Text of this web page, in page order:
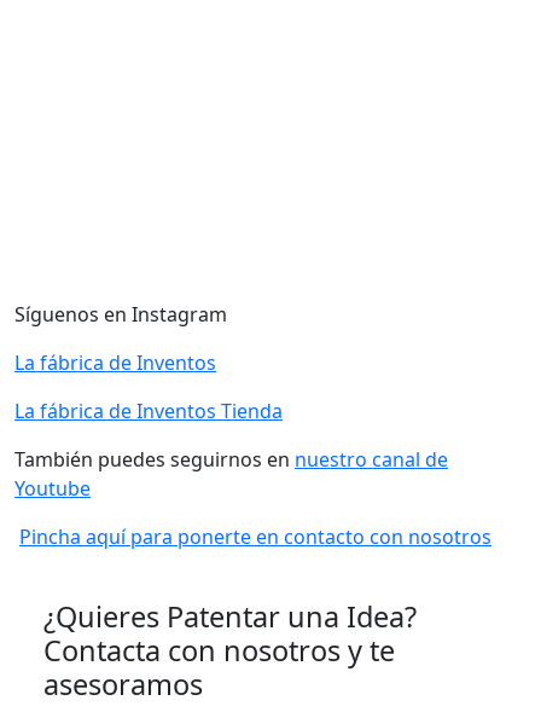
Síguenos en Instagram
La fábrica de Inventos
La fábrica de Inventos Tienda
También puedes seguirnos en nuestro canal de
Youtube
Pincha aquí para ponerte en contacto con nosotros
¿Quieres Patentar una Idea?
Contacta con nosotros y te
asesoramos